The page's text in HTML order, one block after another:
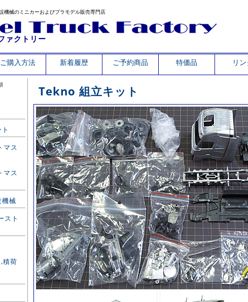
機械のミニカーおよびプラモデル販売専門店
ァクトリー
ご購入方法 新着履歴 ご予約商品 特価品 リン
マス
マス
械
スト
積荷
Tekno 組立キット